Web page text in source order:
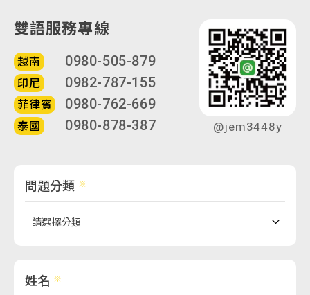
雙語服務專線
越南 0980-505-879
印尼 0982-787-155
菲律賓 0980-762-669
泰國 0980-878-387 @jem3448y
問題分類
姓名